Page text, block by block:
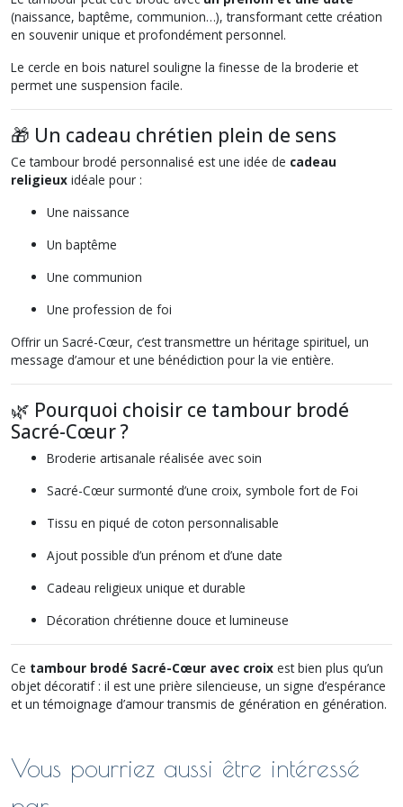
(naissance, baptême, communion…), transformant cette création
en souvenir unique et profondément personnel.
Le cercle en bois naturel souligne la finesse de la broderie et
permet une suspension facile.
🎁 Un cadeau chrétien plein de sens
Ce tambour brodé personnalisé est une idée de cadeau
religieux idéale pour :
Une naissance
Un baptême
Une communion
Une profession de foi
Offrir un Sacré-Cœur, c’est transmettre un héritage spirituel, un
message d’amour et une bénédiction pour la vie entière.
🌿 Pourquoi choisir ce tambour brodé
Sacré-Cœur ?
Broderie artisanale réalisée avec soin
Sacré-Cœur surmonté d’une croix, symbole fort de Foi
Tissu en piqué de coton personnalisable
Ajout possible d’un prénom et d’une date
Cadeau religieux unique et durable
Décoration chrétienne douce et lumineuse
Ce tambour brodé Sacré-Cœur avec croix est bien plus qu’un
objet décoratif : il est une prière silencieuse, un signe d’espérance
et un témoignage d’amour transmis de génération en génération.
Vous pourriez aussi être intéressé